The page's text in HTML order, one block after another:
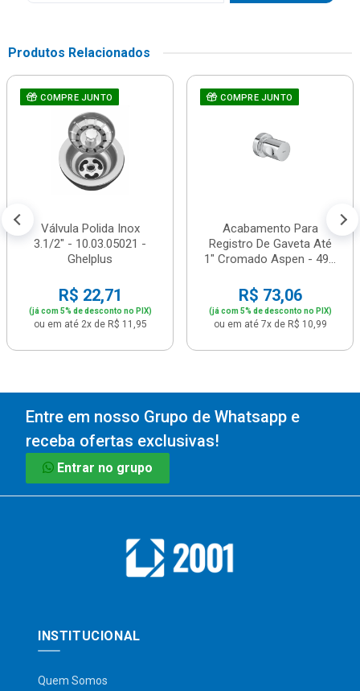
Produtos Relacionados
COMPRE JUNTO
Válvula Polida Inox
3.1/2" - 10.03.05021 -
Ghelplus
R$ 22,71
(já com 5% de desconto no PIX)
ou em até 2x de R$ 11,95
COMPRE JUNTO
Acabamento Para
Registro De Gaveta Até
1" Cromado Aspen - 49...
R$ 73,06
(já com 5% de desconto no PIX)
ou em até 7x de R$ 10,99
Entre em nosso Grupo de Whatsapp e
receba ofertas exclusivas!
Entrar no grupo
INSTITUCIONAL
Quem Somos